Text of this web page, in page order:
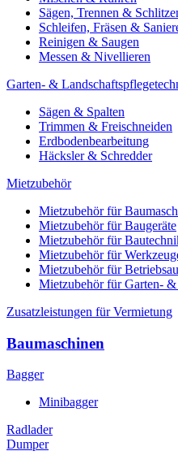
Sägen, Trennen &
Schleifen, Fräsen &
Reinigen & Saugen
Messen & Nivellieren
Garten- &
Sägen & Spalten
Trimmen & Freischneiden
Erdbodenbearbeitung
Häcksler & Schredder
Mietzubehör
Mietzubehör für
Mietzubehör für Baugeräte
Mietzubehör für
Mietzubehör für
Mietzubehör für
Mietzubehör für Garten-
Zusatzleistungen für Vermietung
Baumaschinen
Bagger
Minibagger
Radlader
Dumper